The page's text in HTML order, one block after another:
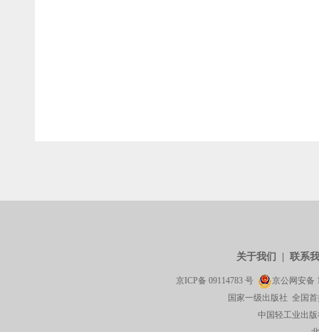
关于我们 联系
京ICP备 09114783 号 京公网安备
国家一级出版社 全国
中国轻工业出版